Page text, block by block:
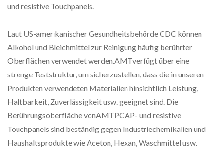
und resistive Touchpanels.
Laut US-amerikanischer Gesundheitsbehörde CDC können
Alkohol und Bleichmittel zur Reinigung häufig berührter
Oberflächen verwendet werden.AMTverfügt über eine
strenge Teststruktur, um sicherzustellen, dass die in unseren
Produkten verwendeten Materialien hinsichtlich Leistung,
Haltbarkeit, Zuverlässigkeit usw. geeignet sind. Die
Berührungsoberfläche vonAMTPCAP- und resistive
Touchpanels sind beständig gegen Industriechemikalien und
Haushaltsprodukte wie Aceton, Hexan, Waschmittel usw.